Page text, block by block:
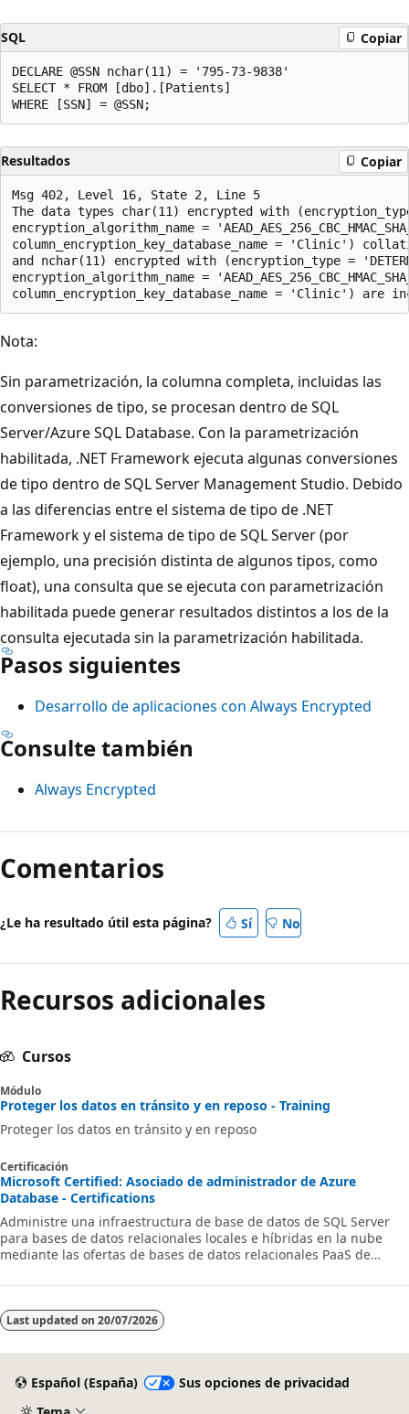
SQL Copiar
DECLARE @SSN nchar(11) = '795-73-9838'
SELECT * FROM [dbo].[Patients]
Resultados Copiar
Msg 402, Level 16, State 2, Line 5
The data types char(11) encrypted with
encryption_algorithm_name =
column_encryption_key_database_name = 'Clinic')
and nchar(11) encrypted with (encryption_type =
encryption_algorithm_name =
Nota:
Sin parametrización, la columna completa, incluidas las
conversiones de tipo, se procesan dentro de SQL
Server/Azure SQL Database. Con la parametrización
habilitada, .NET Framework ejecuta algunas conversiones
de tipo dentro de SQL Server Management Studio. Debido
a las diferencias entre el sistema de tipo de .NET
Framework y el sistema de tipo de SQL Server (por
ejemplo, una precisión distinta de algunos tipos, como
float), una consulta que se ejecuta con parametrización
habilitada puede generar resultados distintos a los de la
consulta ejecutada sin la parametrización habilitada.
Pasos siguientes
Desarrollo de aplicaciones con Always Encrypted
Consulte también
Always Encrypted
Comentarios
¿Le ha resultado útil esta página? Sí No
Recursos adicionales
Cursos
Módulo
Proteger los datos en tránsito y en reposo - Training
Proteger los datos en tránsito y en reposo
Certificación
Microsoft Certified: Asociado de administrador de Azure
Database - Certifications
Administre una infraestructura de base de datos de SQL Server
para bases de datos relacionales locales e híbridas en la nube
mediante las ofertas de bases de datos relacionales PaaS de
Last updated on 20/07/2026
Español (España)
Sus opciones de privacidad